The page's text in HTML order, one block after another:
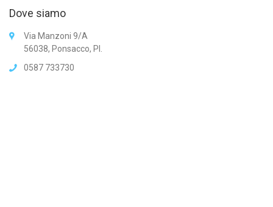
Dove siamo
Via Manzoni 9/A
56038, Ponsacco, PI.
0587 733730